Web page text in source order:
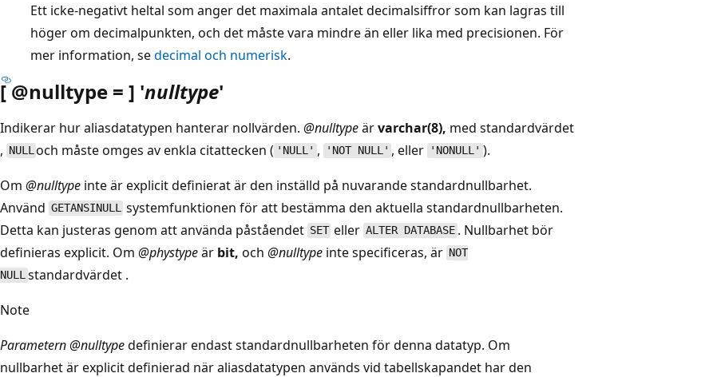
Ett icke-negativt heltal som anger det maximala antalet decimalsiffror som kan lagras till
höger om decimalpunkten, och det måste vara mindre än eller lika med precisionen. För
mer information, sedecimal och numerisk.
[ @nulltype = ] 'nulltype'
Indikerar hur aliasdatatypen hanterar nollvärden. @nulltypeärvarchar(8), med standardvärdet
, NULLoch måste omges av enkla citattecken ( 'NULL' , 'NOT NULL' , eller 'NONULL' ).
Om @nulltype inte är explicit definierat är den inställd på nuvarande standardnullbarhet.
Använd GETANSINULL systemfunktionen för att bestämma den aktuella standardnullbarheten.
Detta kan justeras genom att använda påståendet SET eller ALTER DATABASE . Nullbarhet bör
definieras explicit. Om @phystypeär bit, och @nulltype inte specificeras, är NOT
NULLstandardvärdet .
Note
Parametern @nulltypedefinierar endast standardnullbarheten för denna datatyp. Om
nullbarhet är explicit definierad när aliasdatatypen används vid tabellskapandet har den